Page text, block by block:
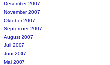
Desember 2007
November 2007
Oktober 2007
September 2007
August 2007
Juli 2007
Juni 2007
Mai 2007